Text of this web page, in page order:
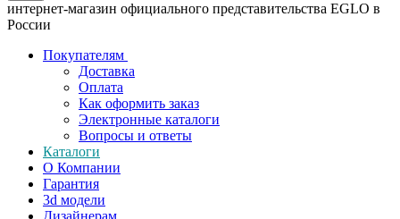
интернет-магазин официального представительства EGLO в
России
Покупателям
Доставка
Оплата
Как оформить заказ
Электронные каталоги
Вопросы и ответы
Каталоги
О Компании
Гарантия
3d модели
Дизайнерам